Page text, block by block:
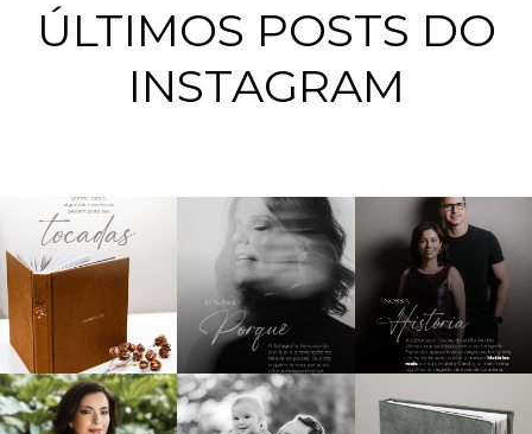
ÚLTIMOS POSTS DO
INSTAGRAM